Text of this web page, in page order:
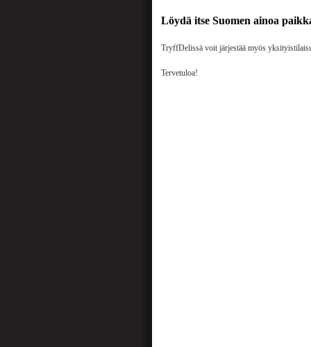
Löydä itse Suomen ainoa
TryffDelissä voit järjestää myös
Tervetuloa!